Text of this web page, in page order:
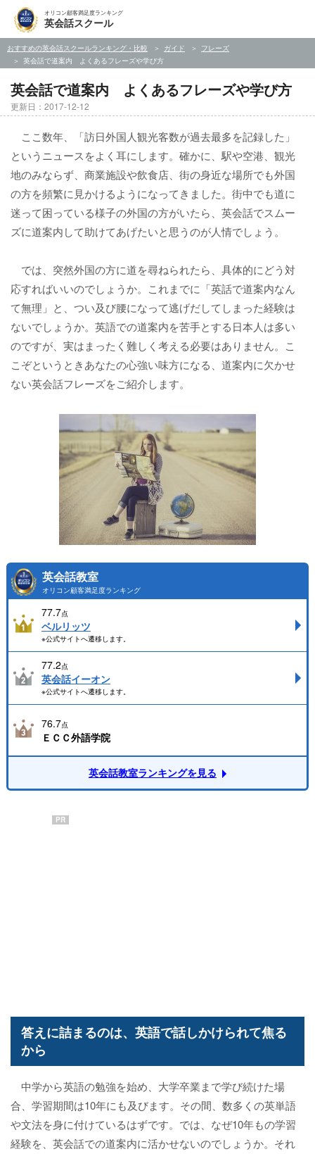
オリコン顧客満足度ランキング
英会話スクール
おすすめの英会話スクールランキング・比較 ガイド
フレーズ
英会話で道案内 よくあるフレーズや学び方
英会話で道案内 よくあるフレーズや学び方
更新日：2017-12-12
ここ数年、「訪日外国人観光客数が過去最多を記録した」
というニュースをよく耳にします。確かに、駅や空港、観光
地のみならず、商業施設や飲食店、街の身近な場所でも外国
の方を頻繁に見かけるようになってきました。街中でも道に
迷って困っている様子の外国の方がいたら、英会話でスムー
ズに道案内して助けてあげたいと思うのが人情でしょう。
では、突然外国の方に道を尋ねられたら、具体的にどう対
応すればいいのでしょうか。これまでに「英話で道案内なん
て無理」と、つい及び腰になって逃げだしてしまった経験は
ないでしょうか。英語での道案内を苦手とする日本人は多い
のですが、実はまったく難しく考える必要はありません。こ
こぞというときあなたの心強い味方になる、道案内に欠かせ
ない英会話フレーズをご紹介します。
英会話教室
オリコン顧客満足度ランキング
77.7点
ベルリッツ
※公式サイトへ遷移します。
77.2点
英会話イーオン
※公式サイトへ遷移します。
76.7点
ＥＣＣ外語学院
英会話教室ランキングを見る
PR
答えに詰まるのは、英語で話しかけられて焦る
から
中学から英語の勉強を始め、大学卒業まで学び続けた場
合、学習期間は10年にも及びます。その間、数多くの英単語
や文法を身に付けているはずです。では、なぜ10年もの学習
経験を、英会話での道案内に活かせないのでしょうか。それ